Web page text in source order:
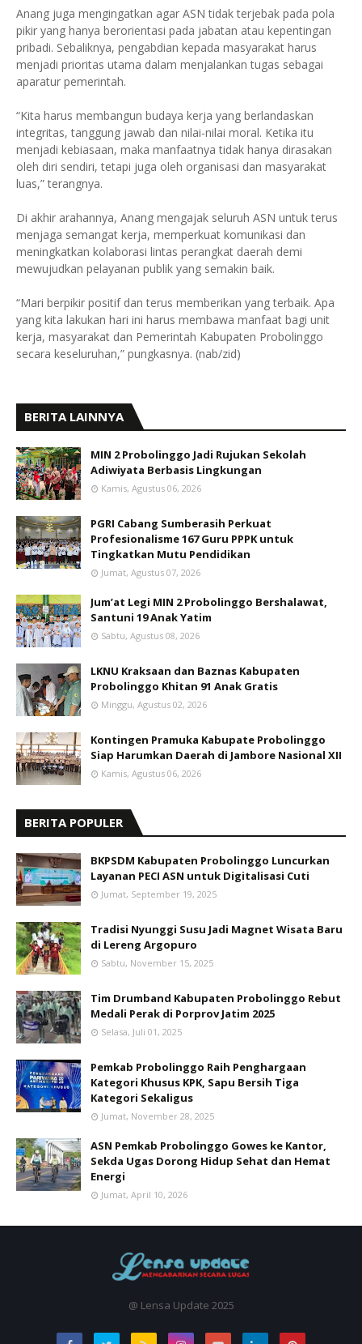
Anang juga mengingatkan agar ASN tidak terjebak pada pola
pikir yang hanya berorientasi pada jabatan atau kepentingan
pribadi. Sebaliknya, pengabdian kepada masyarakat harus
menjadi prioritas utama dalam menjalankan tugas sebagai
aparatur pemerintah.
“Kita harus membangun budaya kerja yang berlandaskan
integritas, tanggung jawab dan nilai-nilai moral. Ketika itu
menjadi kebiasaan, maka manfaatnya tidak hanya dirasakan
oleh diri sendiri, tetapi juga oleh organisasi dan masyarakat
luas,” terangnya.
Di akhir arahannya, Anang mengajak seluruh ASN untuk terus
menjaga semangat kerja, memperkuat komunikasi dan
meningkatkan kolaborasi lintas perangkat daerah demi
mewujudkan pelayanan publik yang semakin baik.
“Mari berpikir positif dan terus memberikan yang terbaik. Apa
yang kita lakukan hari ini harus membawa manfaat bagi unit
kerja, masyarakat dan Pemerintah Kabupaten Probolinggo
secara keseluruhan,” pungkasnya. (nab/zid)
BERITA LAINNYA
MIN 2 Probolinggo Jadi Rujukan Sekolah
Adiwiyata Berbasis Lingkungan
Kamis, Agustus 06, 2026
PGRI Cabang Sumberasih Perkuat
Profesionalisme 167 Guru PPPK untuk
Tingkatkan Mutu Pendidikan
Jumat, Agustus 07, 2026
Jum’at Legi MIN 2 Probolinggo Bershalawat,
Santuni 19 Anak Yatim
Sabtu, Agustus 08, 2026
LKNU Kraksaan dan Baznas Kabupaten
Probolinggo Khitan 91 Anak Gratis
Minggu, Agustus 02, 2026
Kontingen Pramuka Kabupate Probolinggo
Siap Harumkan Daerah di Jambore Nasional XII
Kamis, Agustus 06, 2026
BERITA POPULER
BKPSDM Kabupaten Probolinggo Luncurkan
Layanan PECI ASN untuk Digitalisasi Cuti
Jumat, September 19, 2025
Tradisi Nyunggi Susu Jadi Magnet Wisata Baru
di Lereng Argopuro
Sabtu, November 15, 2025
Tim Drumband Kabupaten Probolinggo Rebut
Medali Perak di Porprov Jatim 2025
Selasa, Juli 01, 2025
Pemkab Probolinggo Raih Penghargaan
Kategori Khusus KPK, Sapu Bersih Tiga
Kategori Sekaligus
Jumat, November 28, 2025
ASN Pemkab Probolinggo Gowes ke Kantor,
Sekda Ugas Dorong Hidup Sehat dan Hemat
Energi
Jumat, April 10, 2026
@ Lensa Update 2025